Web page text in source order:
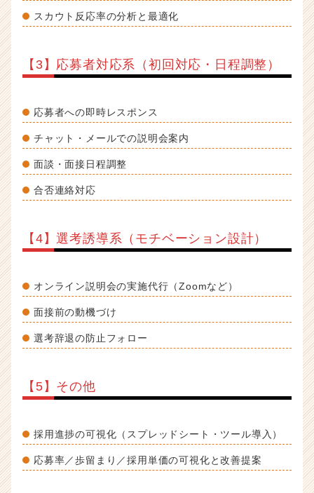
スカウト反応率の分析と最適化
【3】応募者対応系（初回対応・日程調整）
応募者への即時レスポンス
チャット・メールでの説明会案内
面談・面接日程調整
合否連絡対応
【4】選考誘導系（モチベーション設計）
オンライン説明会の実施代行（Zoomなど）
面接前の動機づけ
選考辞退の防止フォロー
【5】その他
採用進捗の可視化（スプレッドシート・ツール導入）
応募率／歩留まり／採用単価の可視化と改善提案